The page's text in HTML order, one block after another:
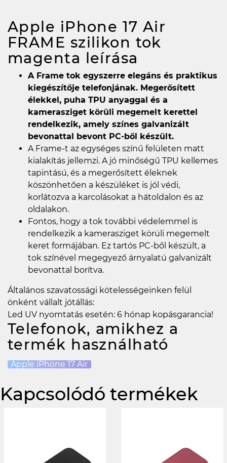
Apple iPhone 17 Air
FRAME szilikon tok
magenta leírása
A Frame tok egyszerre elegáns és praktikus
kiegészítője telefonjának. Megerősített
élekkel, puha TPU anyaggal és a
kamerasziget körüli megemelt kerettel
rendelkezik, amely színes galvanizált
bevonattal bevont PC-ből készült.
A Frame-t az egységes színű felületen matt
kialakítás jellemzi. A jó minőségű TPU kellemes
tapintású, és a megerősített éleknek
köszönhetően a készüléket is jól védi,
korlátozva a karcolásokat a hátoldalon és az
oldalakon.
Fontos, hogy a tok további védelemmel is
rendelkezik a kamerasziget körüli megemelt
keret formájában. Ez tartós PC-ből készült, a
tok színével megegyező árnyalatú galvanizált
bevonattal borítva.
Általános szavatossági kötelességeinken felül
önként vállalt jótállás:
Led UV nyomtatás esetén: 6 hónap kopásgarancia!
Telefonok, amikhez a
termék használható
Apple iPhone 17 Air
Kapcsolódó termékek